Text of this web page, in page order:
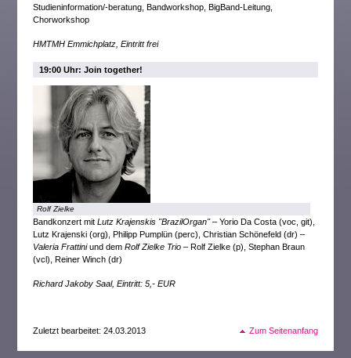
Studieninformation/-beratung, Bandworkshop, BigBand-Leitung,
Chorworkshop
HMTMH Emmichplatz, Eintritt frei
19:00 Uhr: Join together!
Rolf Zielke
Bandkonzert mitLutz Krajenskis "BrazilOrgan"– Yorio Da Costa (voc, git),
Lutz Krajenski (org), Philipp Pumplün (perc), Christian Schönefeld (dr) –
Valeria Frattiniund demRolf Zielke Trio – Rolf Zielke (p), Stephan Braun
(vcl), Reiner Winch (dr)
Richard Jakoby Saal, Eintritt: 5,- EUR
Zuletzt bearbeitet: 24.03.2013 Zum Seitenanfang